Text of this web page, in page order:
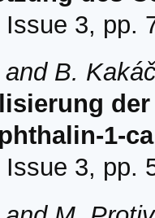
3, pp.
B.
der
1-
3, pp.